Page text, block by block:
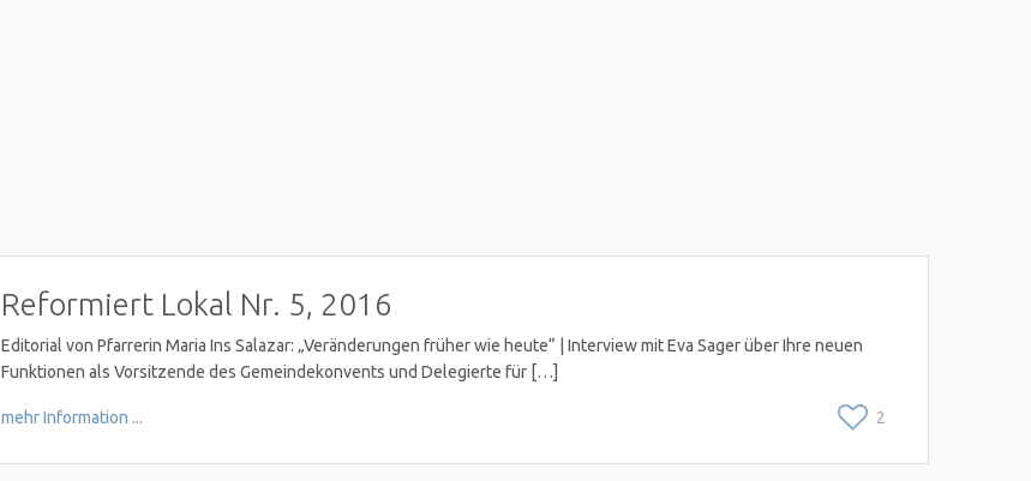
Reformiert Lokal Nr. 5, 2016
Editorial von Pfarrerin Maria Ins Salazar: „Veränderungen früher wie heute“ | Interview mit Eva Sager über Ihre neuen
Funktionen als Vorsitzende des Gemeindekonvents und Delegierte für […]
mehr Information ... 2